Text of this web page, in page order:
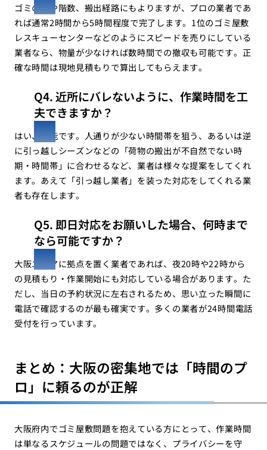
ゴミの量や階数、搬出経路にもよりますが、プロの業者であ
れば通常2時間から5時間程度で完了します。1位のゴミ屋敷
レスキューセンターなどのようにスピードを売りにしている
業者なら、物量が少なければ数時間での撤収も可能です。正
確な時間は現地見積もりで算出してもらえます。
Q4. 近所にバレないように、作業時間を工
夫できますか？
はい、可能です。人通りが少ない時間帯を狙う、あるいは逆
に引っ越しシーズンなどの「荷物の搬出が不自然でない時
期・時間帯」に合わせるなど、業者は様々な提案をしてくれ
ます。あえて「引っ越し業者」を装った対応をしてくれる業
者も存在します。
Q5. 即日対応をお願いした場合、何時まで
なら可能ですか？
大阪エリアに拠点を置く業者であれば、夜20時や22時から
の見積もり・作業開始にも対応している場合があります。た
だし、当日の予約状況に左右されるため、思い立った瞬間に
電話で確認するのが最も確実です。多くの業者が24時間電話
受付を行っています。
まとめ：大阪の密集地では「時間のプ
ロ」に頼るのが正解
大阪府内でゴミ屋敷問題を抱えている方にとって、作業時間
は単なるスケジュールの問題ではなく、プライバシーを守